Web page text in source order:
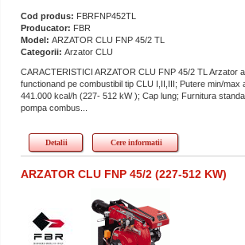
Cod produs: FBRFNP452TL
Producator: FBR
Model: ARZATOR CLU FNP 45/2 TL
Categorii: Arzator CLU
CARACTERISTICI ARZATOR CLU FNP 45/2 TL Arzator
functionand pe combustibil tip CLU I,II,III; Putere min/max
441.000 kcal/h (227- 512 kW ); Cap lung; Furnitura
pompa combus...
Detalii Cere informatii
ARZATOR CLU FNP 45/2 (227-512 KW)